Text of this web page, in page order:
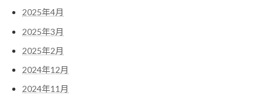
2025年4月
2025年3月
2025年2月
2024年12月
2024年11月